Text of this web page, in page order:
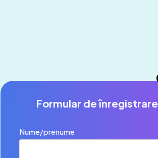
Formular de înregistrare
Nume/prenume